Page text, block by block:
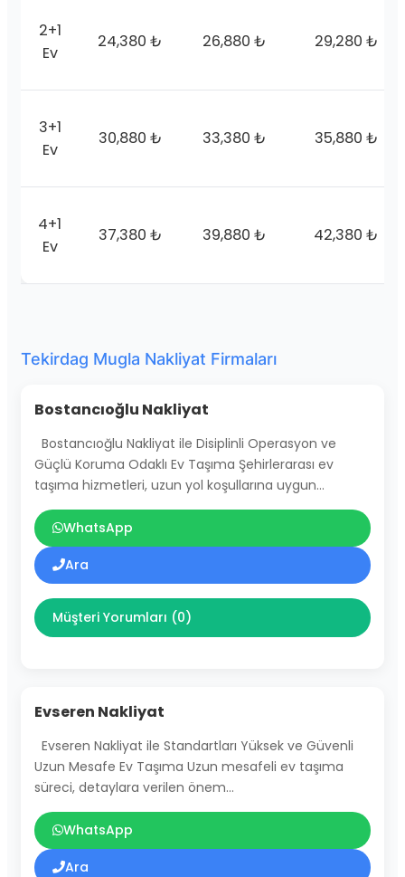
2+1
Ev
24,380 ₺ 26,880 ₺ 29,280 ₺
3+1
Ev
30,880 ₺ 33,380 ₺ 35,880 ₺
4+1
Ev
37,380 ₺ 39,880 ₺ 42,380 ₺
Tekirdag Mugla Nakliyat Firmaları
Bostancıoğlu Nakliyat
Bostancıoğlu Nakliyat ile Disiplinli Operasyon ve
Güçlü Koruma Odaklı Ev Taşıma Şehirlerarası ev
taşıma hizmetleri, uzun yol koşullarına uygun…
WhatsApp
Ara
Müşteri Yorumları (0)
Evseren Nakliyat
Evseren Nakliyat ile Standartları Yüksek ve Güvenli
Uzun Mesafe Ev Taşıma Uzun mesafeli ev taşıma
süreci, detaylara verilen önem…
WhatsApp
Ara